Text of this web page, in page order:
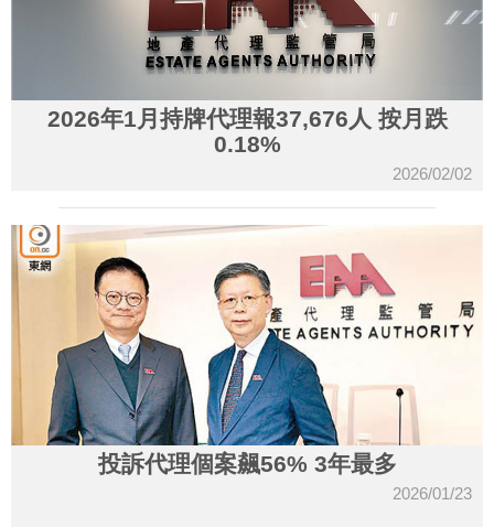
2026年1月持牌代理報37,676人 按月跌
0.18%
2026/02/02
投訴代理個案飆56% 3年最多
2026/01/23